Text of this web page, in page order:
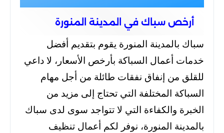
أرخص سباك في المدينة المنورة
سباك بالمدينة المنورة يقوم بتقديم أفضل
خدمات أعمال السباكة بأرخص الأسعار، لا داعي
للقلق من إنفاق نفقات طائلة من أجل مهام
السباكة المختلفة التي تحتاج إلى مزيد من
الخبرة والكفاءة التي لا تتواجد سوى لدى سباك
بالمدينة المنورة، نوفر لكم أعمال تنظيف